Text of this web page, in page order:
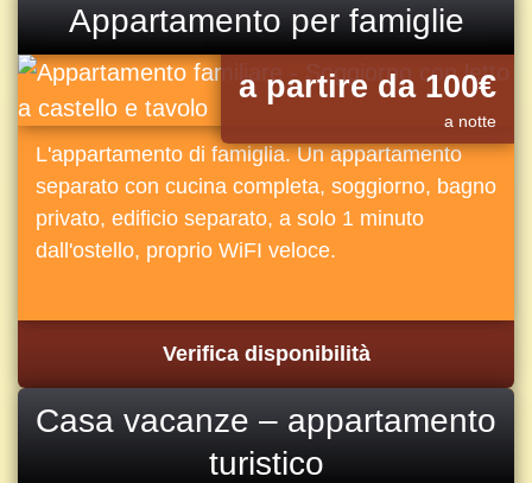
Appartamento per famiglie
a partire da 100€
a notte
L'appartamento di famiglia. Un appartamento
separato con cucina completa, soggiorno, bagno
privato, edificio separato, a solo 1 minuto
dall'ostello, proprio WiFI veloce.
Verifica disponibilità
Casa vacanze – appartamento
turistico